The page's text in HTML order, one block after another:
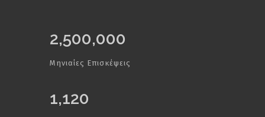
2,500,000
Μηνιαίες Επισκέψεις
1,120